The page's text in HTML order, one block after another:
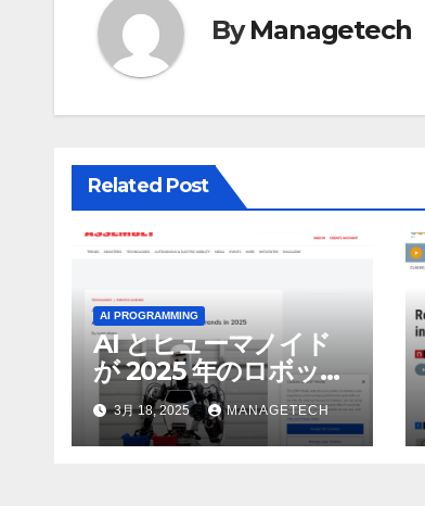
ゲ
ー
シ
ョ
ン
ByManagetech
Related Post
AI PROGRAMMING
AI とヒューマノイド
が 2025 年のロボット
のトップトレンドに |
ASSEMBLY
3月 18, 2025 MANAGETECH